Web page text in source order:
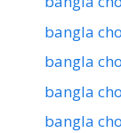
bangla
bangla
bangla
bangla